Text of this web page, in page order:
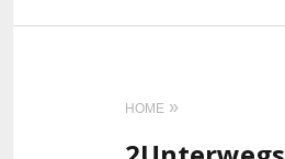
Navigation
HOME